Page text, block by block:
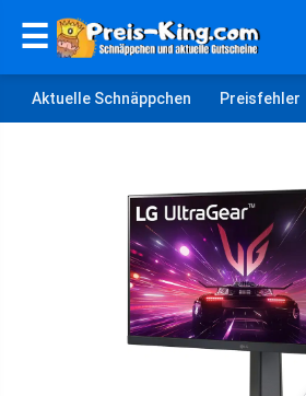
☰
Aktuelle Schnäppchen Preisfehler